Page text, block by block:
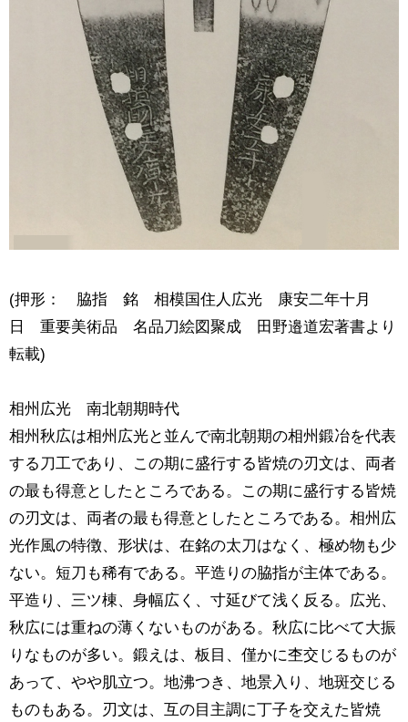
(押形： 脇指 銘 相模国住人広光 康安二年十月
日 重要美術品 名品刀絵図聚成 田野邉道宏著書より
転載)
相州広光 南北朝期時代
相州秋広は相州広光と並んで南北朝期の相州鍛冶を代表
する刀工であり、この期に盛行する皆焼の刃文は、両者
の最も得意としたところである。この期に盛行する皆焼
の刃文は、両者の最も得意としたところである。相州広
光作風の特徴、形状は、在銘の太刀はなく、極め物も少
ない。短刀も稀有である。平造りの脇指が主体である。
平造り、三ツ棟、身幅広く、寸延びて浅く反る。広光、
秋広には重ねの薄くないものがある。秋広に比べて大振
りなものが多い。鍛えは、板目、僅かに杢交じるものが
あって、やや肌立つ。地沸つき、地景入り、地斑交じる
ものもある。刃文は、互の目主調に丁子を交えた皆焼